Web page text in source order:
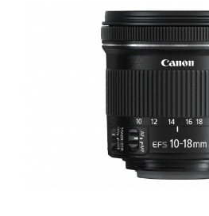
KOMPONENTE
MREŽNA OPREMA